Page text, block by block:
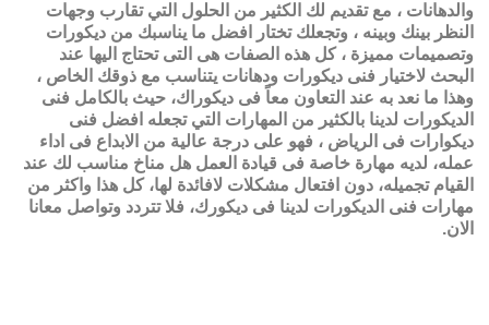
والدهانات ، مع تقديم لك الكثير من الحلول التي تقارب وجهات
النظر بينك وبينه ، وتجعلك تختار افضل ما يناسبك من ديكورات
وتصميمات مميزة ، كل هذه الصفات هى التى تحتاج اليها عند
البحث لاختيار فنى ديكورات ودهانات يتناسب مع ذوقك الخاص ،
وهذا ما نعد به عند التعاون معاً فى ديكوراك، حيث بالكامل فنى
الديكورات لدينا بالكثير من المهارات التي تجعله افضل فنى
ديكوارات فى الرياض ، فهو على درجة عالية من الابداع فى اداء
عمله، لديه مهارة خاصة فى قيادة العمل هل مناخ مناسب لك عند
القيام تجميله، دون افتعال مشكلات لافائدة لها، كل هذا واكثر من
مهارات فنى الديكورات لدينا فى ديكورك، فلا تتردد وتواصل معانا
الان.